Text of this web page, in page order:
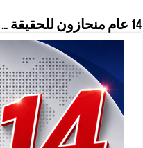
14 عام منحازون للحقيقة …